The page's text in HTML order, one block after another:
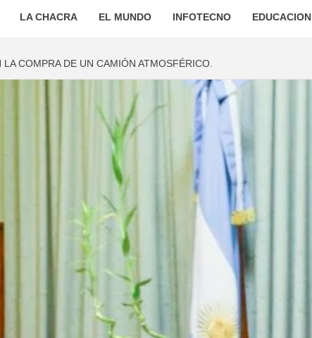
LA CHACRA EL MUNDO INFOTECNO EDUCACION
COMPRA DE UN CAMIÓN ATMOSFÉRICO.